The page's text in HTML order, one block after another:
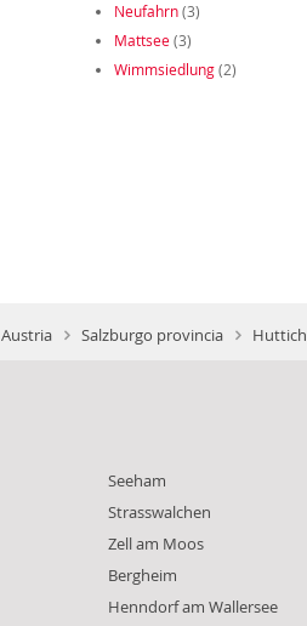
Neufahrn(3)
Mattsee(3)
Wimmsiedlung(2)
Austria Salzburgo provincia Huttich
Seeham
Strasswalchen
Zell am Moos
Bergheim
Henndorf am Wallersee